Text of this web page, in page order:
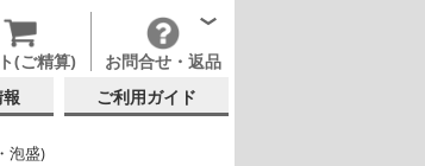
(ご精算) お問合せ・返品
ご利用ガイド
泡盛)